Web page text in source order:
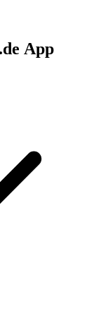
App